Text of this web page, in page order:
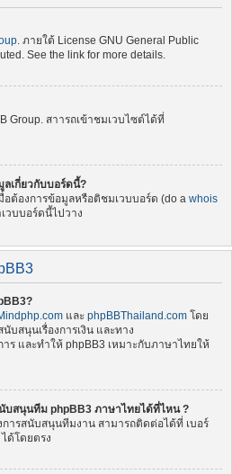
. ภายใต้ License GNU General Public
See the link for more details.
Group. สาารถเข้าชมเวบไซต์ได้ที่
เกี่ยวกับบอร์ดนี้?
องการข้อมูลหรือติชมเวบบอร์ด (do a whois
บบอร์ดนี้ไปวาง
และ phpBBThailand.com โดย
บสนุนเรื่องการเงิน และทาง
าร และทำให้ phpBB3 เหมาะกับภาษาไทยให้
สนุนทีม phpBB3 ภาษาไทยได้ที่ไหน ?
ารสนับสนุนทีมงาน สามารถติดต่อได้ที่ เบอร์
ได้โดยตรง